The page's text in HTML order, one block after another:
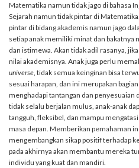
Matematika namun tidak jago di bahasa
Sejarah namun tidak pintar di
pintar di bidang akademis namun jago
setiap anak memiliki minat dan bakatnya
dan istimewa. Akan tidak adil rasanya,
nilai akademisnya. Anak juga perlu
universe, tidak semua keinginan bisa
sesuai harapan, dan ini merupakan
menghadapi tantangan dan penyesuaian
tidak selalu berjalan mulus, anak-anak
tangguh, fleksibel, dan mampu
masa depan. Memberikan pemahaman
mengembangkan sikap positif terhadap
pada akhirnya akan membantu mereka
individu yang kuat dan mandiri.